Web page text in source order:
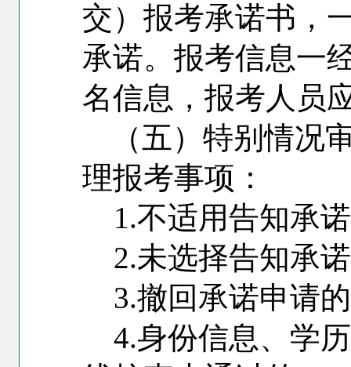
交）报考承诺书，
承诺。报考信息一
名信息，报考人员
（五）特别情况
理报考事项：
1.不适用告知承
2.未选择告知承
3.撤回承诺申请
4.身份信息、学